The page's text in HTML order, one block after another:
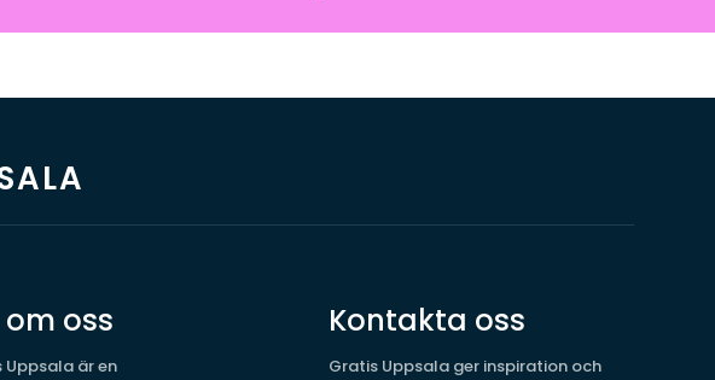
om oss
Uppsala är en
Kontakta oss
Gratis Uppsala ger inspiration och